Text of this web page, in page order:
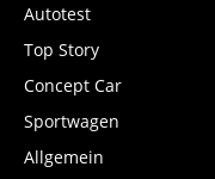
Autotest
Top Story
Concept Car
Sportwagen
Allgemein